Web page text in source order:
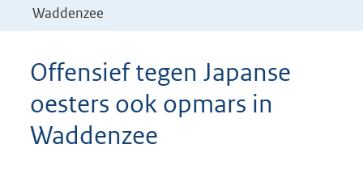
Waddenzee
Offensief tegen Japanse
oesters ook opmars in
Waddenzee